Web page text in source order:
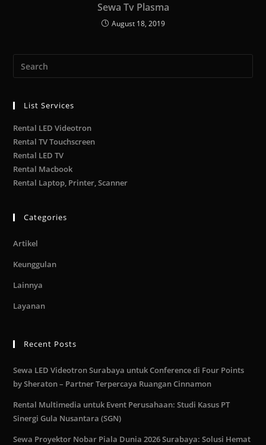
Sewa Tv Plasma
August 18, 2019
List Services
Rental LED Videotron
Rental TV Touchscreen
Rental LED TV
Rental Macbook
Rental Laptop, Printer, Scanner
Categories
Artikel
Keunggulan
Lainnya
Layanan
Recent Posts
Sewa LED Videotron Surabaya untuk Conference di Four Points
by Sheraton – Partner Terpercaya Ruangan Cinnamon
Rental Multimedia untuk Event Perusahaan: Studi Kasus PT
Sinergi Gula Nusantara (SGN)
Sewa Proyektor Nobar Piala Dunia 2026 Surabaya: Solusi Hemat